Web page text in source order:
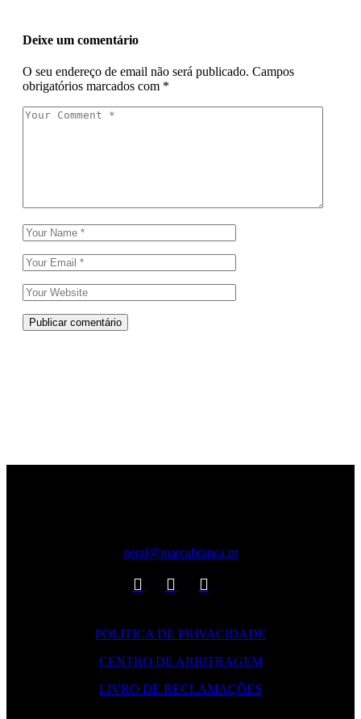
Deixe um comentário
O seu endereço de email não será publicado. Campos
obrigatórios marcados com *
Publicar comentário
geral@marcabranca.pt
POLITICA DE PRIVACIDADE
CENTRO DE ARBITRAGEM
LIVRO DE RECLAMAÇÕES